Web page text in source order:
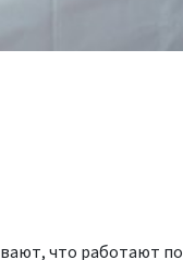
что работают по